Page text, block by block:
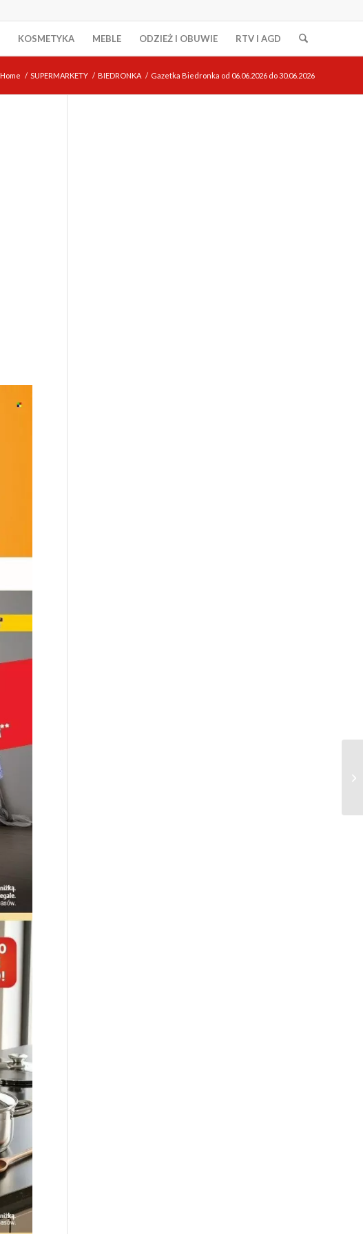
KOSMETYKA MEBLE ODZIEŻ I OBUWIE RTV I AGD
Home / SUPERMARKETY / BIEDRONKA / Gazetka Biedronka od 06.06.2026 do 30.06.2026